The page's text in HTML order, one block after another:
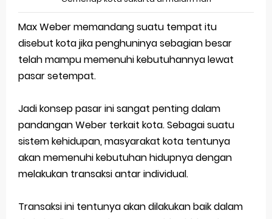
Max Weber memandang suatu tempat itu
disebut kota jika penghuninya sebagian besar
telah mampu memenuhi kebutuhannya lewat
pasar setempat.
Jadi konsep pasar ini sangat penting dalam
pandangan Weber terkait kota. Sebagai suatu
sistem kehidupan, masyarakat kota tentunya
akan memenuhi kebutuhan hidupnya dengan
melakukan transaksi antar individual.
Transaksi ini tentunya akan dilakukan baik dalam